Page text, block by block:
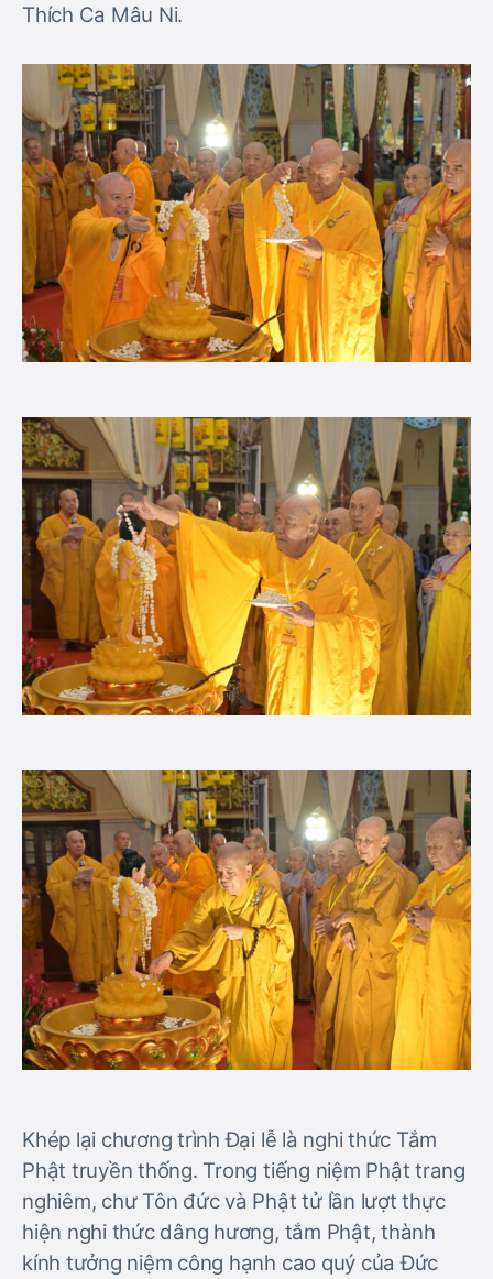
Thích Ca Mâu Ni.
Khép lại chương trình Đại lễ là nghi thức Tắm
Phật truyền thống. Trong tiếng niệm Phật trang
nghiêm, chư Tôn đức và Phật tử lần lượt thực
hiện nghi thức dâng hương, tắm Phật, thành
kính tưởng niệm công hạnh cao quý của Đức